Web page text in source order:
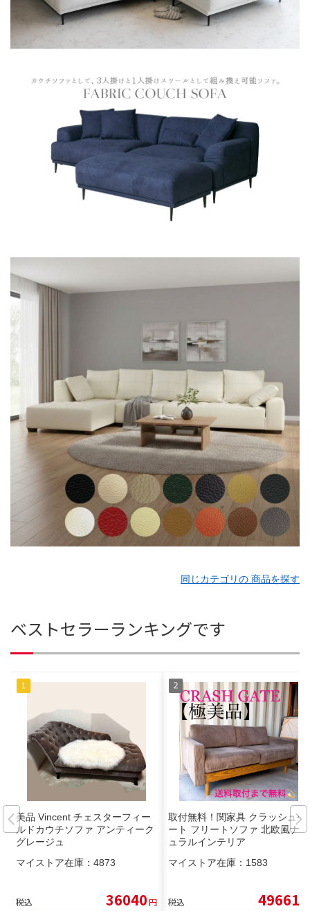
同じカテゴリの 商品を探す
ベストセラーランキングです
美品 Vincent チェスターフィー
ルドカウチソファ アンティーク
グレージュ
マイストア在庫： 4873
税込 36040円
取付無料！関家具 クラッシュゲ
ート フリートソファ 北欧風ナチ
ュラルインテリア
マイストア在庫： 1583
税込 49661